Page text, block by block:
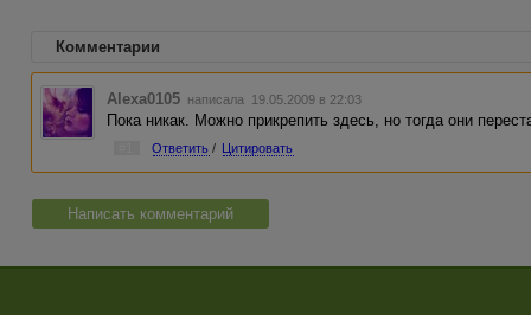
Комментарии
Alexa0105 написала 19.05.2009 в 22:03
Пока никак. Можно прикрепить здесь, но тогда они
Ответить / Цитировать
Написать комментарий